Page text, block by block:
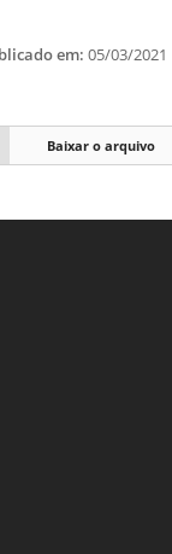
em: 05/03/2021
Baixar o arquivo